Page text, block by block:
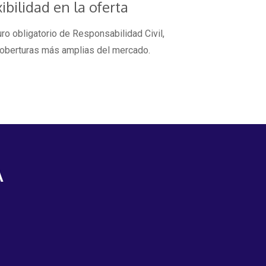
en la oferta
obligatorio de Responsabilidad Civil,
más amplias del mercado.